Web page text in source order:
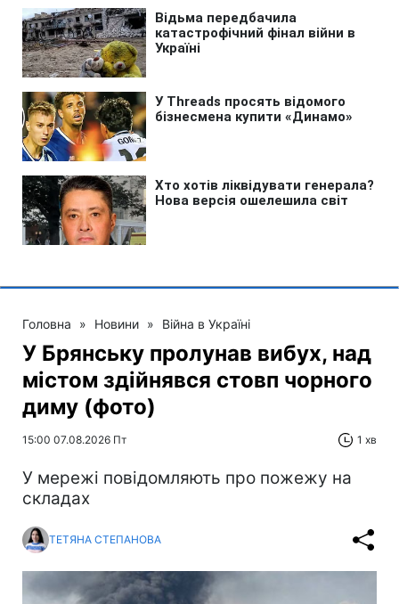
Головна » Новини » Війна в Україні
У Брянську пролунав вибух, над
містом здійнявся стовп чорного
диму (фото)
15:00 07.08.2026 Пт 1 хв
У мережі повідомляють про пожежу на
складах
ТЕТЯНА СТЕПАНОВА